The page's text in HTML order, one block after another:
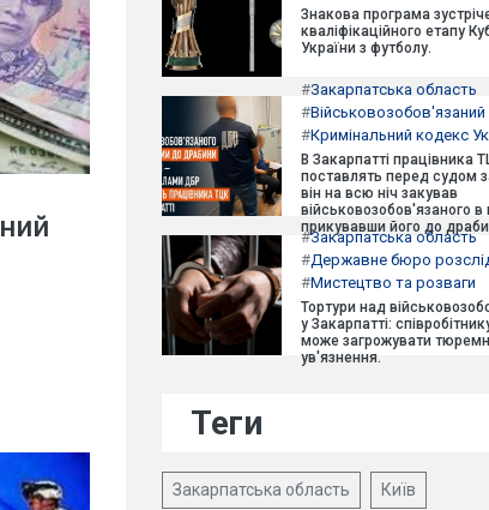
Знакова програма
кваліфікаційного етапу
України з футболу.
#Закарпатська область
#Військовозобов'язаний
#Кримінальний кодекс
В Закарпатті працівника
поставлять перед судом
він на всю ніч закував
військовозобов'язаного в
прикувавши його до
#Закарпатська область
#Державне бюро
#Мистецтво та розваги
Тортури над
у Закарпатті:
може загрожувати
ув'язнення.
Теги
Закарпатська область Київ